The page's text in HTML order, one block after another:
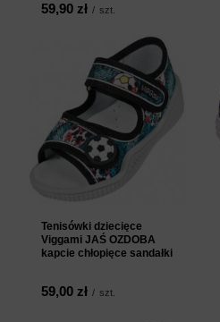
59,90 zł / szt.
Tenisówki dziecięce
Viggami JAŚ OZDOBA
kapcie chłopięce sandałki
59,00 zł / szt.